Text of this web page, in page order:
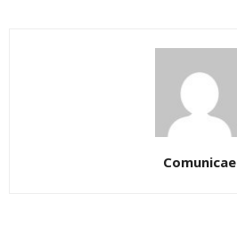
Comunicae